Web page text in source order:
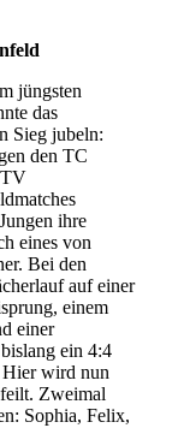
jüngsten
das
Sieg jubeln:
den TC
TV
ihre
eines von
Bei den
auf einer
einem
einer
ein 4:4
Hier wird nun
Zweimal
Sophia, Felix,